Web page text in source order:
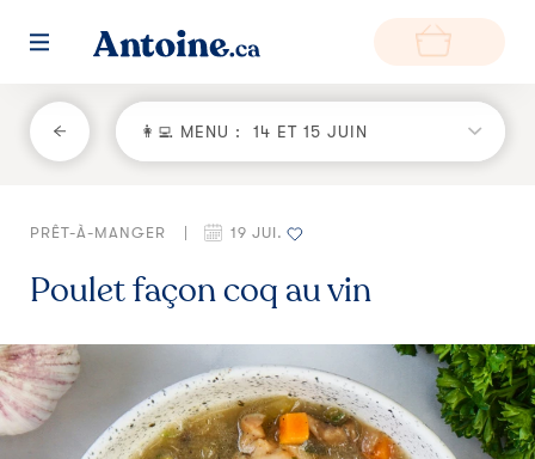
RETOUR
Fonctionnement
Environnement
Producteurs
Questions et réponses
Zone de livraison
👩‍💻 MENU : 14 ET 15 JUIN
PRÊT-À-MANGER 19 JUI.
Poulet façon coq au vin